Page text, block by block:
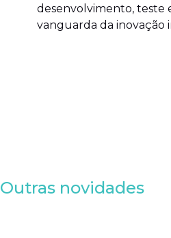
desenvolvimento, teste
vanguarda da inovação
Outras novidades